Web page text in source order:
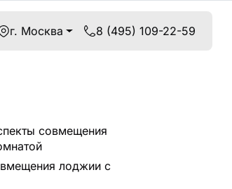
г. Москва 8 (495) 109-22-59
совмещения
лоджии с